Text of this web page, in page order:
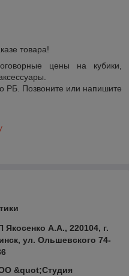
товара!
цены на кубики,
РБ. Позвоните или напишите
Якосенко А.А., 220104, г.
ул. Ольшевского 74-
&quot;Студия